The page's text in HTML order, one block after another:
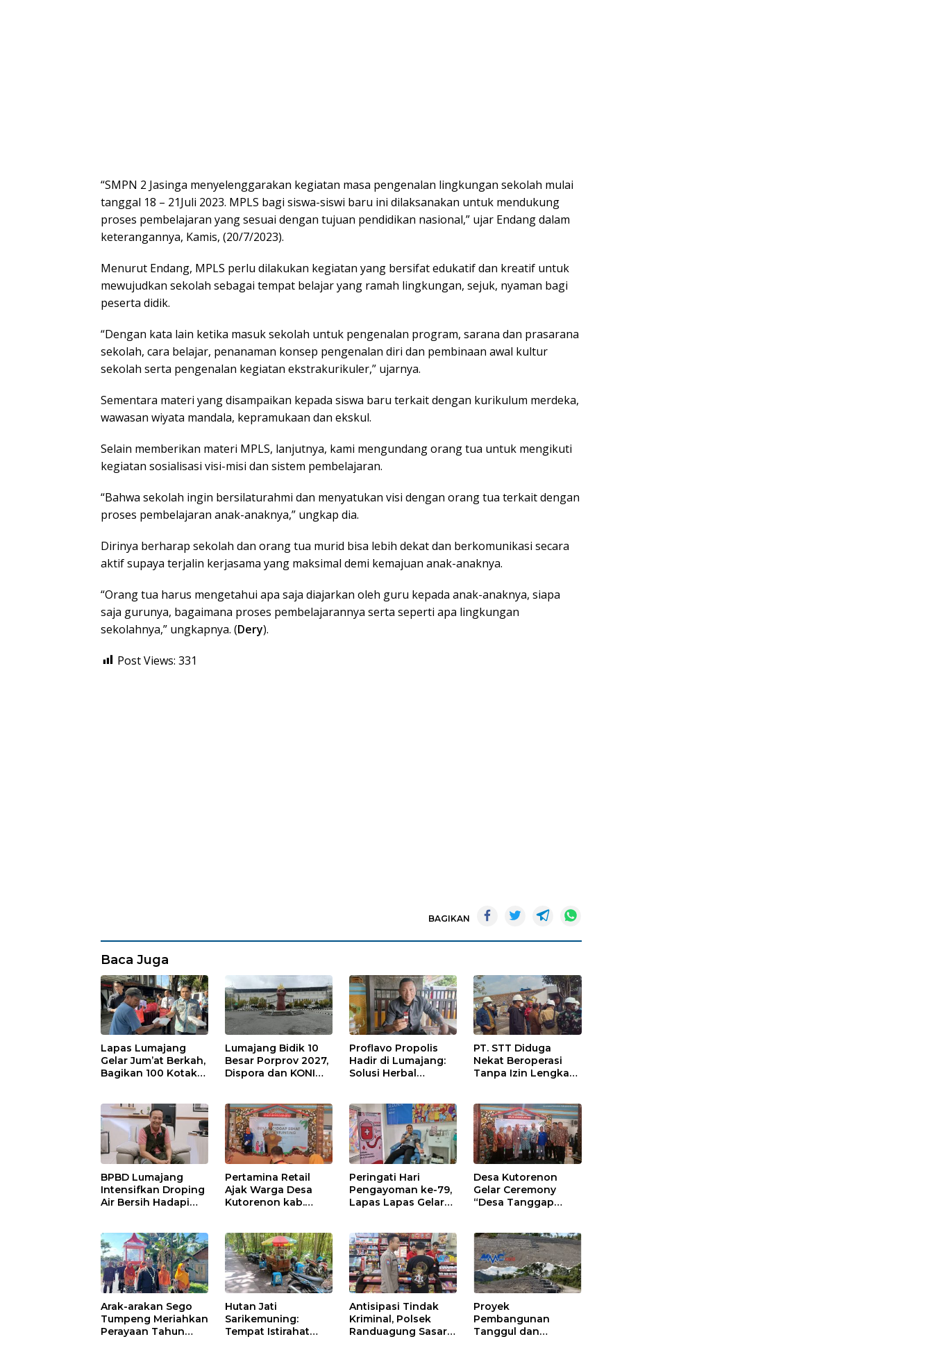
“SMPN 2 Jasinga menyelenggarakan kegiatan masa pengenalan lingkungan sekolah mulai
tanggal 18 – 21Juli 2023. MPLS bagi siswa-siswi baru ini dilaksanakan untuk mendukung
proses pembelajaran yang sesuai dengan tujuan pendidikan nasional,” ujar Endang dalam
keterangannya, Kamis, (20/7/2023).
Menurut Endang, MPLS perlu dilakukan kegiatan yang bersifat edukatif dan kreatif untuk
mewujudkan sekolah sebagai tempat belajar yang ramah lingkungan, sejuk, nyaman bagi
peserta didik.
“Dengan kata lain ketika masuk sekolah untuk pengenalan program, sarana dan prasarana
sekolah, cara belajar, penanaman konsep pengenalan diri dan pembinaan awal kultur
sekolah serta pengenalan kegiatan ekstrakurikuler,” ujarnya.
Sementara materi yang disampaikan kepada siswa baru terkait dengan kurikulum merdeka,
wawasan wiyata mandala, kepramukaan dan ekskul.
Selain memberikan materi MPLS, lanjutnya, kami mengundang orang tua untuk mengikuti
kegiatan sosialisasi visi-misi dan sistem pembelajaran.
“Bahwa sekolah ingin bersilaturahmi dan menyatukan visi dengan orang tua terkait dengan
proses pembelajaran anak-anaknya,” ungkap dia.
Dirinya berharap sekolah dan orang tua murid bisa lebih dekat dan berkomunikasi secara
aktif supaya terjalin kerjasama yang maksimal demi kemajuan anak-anaknya.
“Orang tua harus mengetahui apa saja diajarkan oleh guru kepada anak-anaknya, siapa
saja gurunya, bagaimana proses pembelajarannya serta seperti apa lingkungan
sekolahnya,” ungkapnya. (Dery).
Post Views: 331
BAGIKAN
Baca Juga
Lapas Lumajang
Gelar Jum’at Berkah,
Bagikan 100 Kotak
Lumajang Bidik 10
Besar Porprov 2027,
Dispora dan KONI
Proflavo Propolis
Hadir di Lumajang:
Solusi Herbal
Kesehatan
Masyarakat
PT. STT Diduga
Nekat Beroperasi
Tanpa Izin Lengkap,
BPBD Lumajang
Intensifkan Droping
Air Bersih Hadapi
Pertamina Retail
Ajak Warga Desa
Kutorenon kab.
Tanggap Keadaan
Gawat Darurat
Peringati Hari
Pengayoman ke-79,
Lapas Lapas Gelar
Lapas Lumajang
Desa Kutorenon
Gelar Ceremony
“Desa Tanggap
Pertamina Retail
Arak-arakan Sego
Tumpeng Meriahkan
Perayaan Tahun
Hutan Jati
Sarikemuning:
Tempat Istirahat
Antisipasi Tindak
Kriminal, Polsek
Randuagung Sasar
Proyek
Pembangunan
Tanggul dan